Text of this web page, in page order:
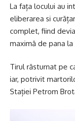
La fața locului au
eliberarea si
complet, fiind
maximă de pana la
Tirul răsturnat pe
iar, potrivit
Stației Petrom